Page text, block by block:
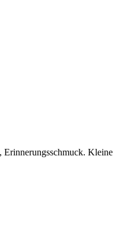
Erinnerungsschmuck. Kleine